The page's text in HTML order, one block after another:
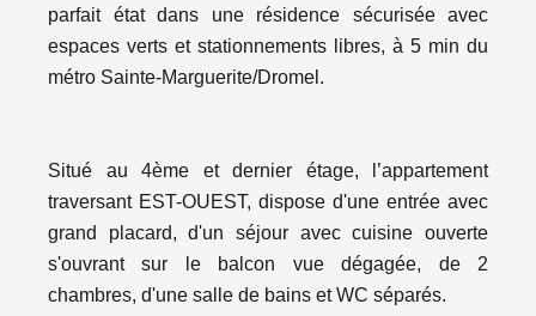
parfait état dans une résidence sécurisée avec
espaces verts et stationnements libres, à 5 min du
métro Sainte-Marguerite/Dromel.
Situé au 4ème et dernier étage, l’appartement
traversant EST-OUEST, dispose d'une entrée avec
grand placard, d'un séjour avec cuisine ouverte
s'ouvrant sur le balcon vue dégagée, de 2
chambres, d'une salle de bains et WC séparés.